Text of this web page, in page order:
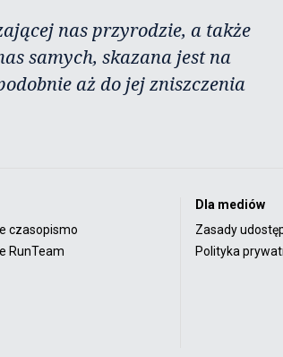
nas przyrodzie, a także
samych, skazana jest na
aż do jej zniszczenia
czasopismo
RunTeam
Dla mediów
Zasady
Polityka